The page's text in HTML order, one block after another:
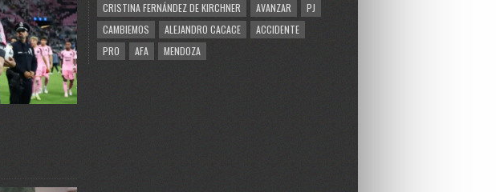
CRISTINA FERNÁNDEZ DE KIRCHNER
AVANZAR
PJ
CAMBIEMOS
ALEJANDRO CACACE
ACCIDENTE
PRO
AFA MENDOZA